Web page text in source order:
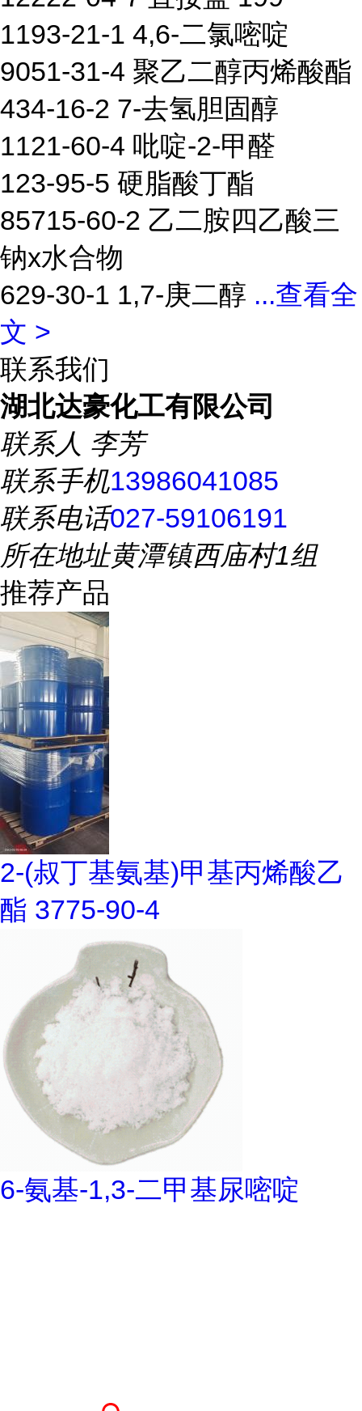
1193-21-1 4,6-二氯嘧啶
9051-31-4 聚乙二醇丙烯酸酯
434-16-2 7-去氢胆固醇
1121-60-4 吡啶-2-甲醛
123-95-5 硬脂酸丁酯
85715-60-2 乙二胺四乙酸三
钠x水合物
629-30-1 1,7-庚二醇 ...查看全
文 >
联系我们
湖北达豪化工有限公司
联系人 李芳
联系手机13986041085
联系电话027-59106191
所在地址黄潭镇西庙村1组
推荐产品
2-(叔丁基氨基)甲基丙烯酸乙
酯 3775-90-4
6-氨基-1,3-二甲基尿嘧啶